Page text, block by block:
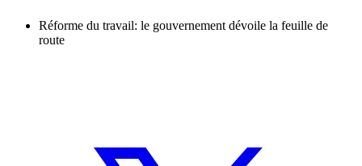
Réforme du travail: le gouvernement dévoile la feuille de
route